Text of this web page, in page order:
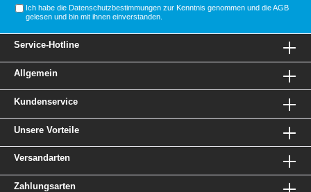
Ich habe die Datenschutzbestimmungen zur Kenntnis genommen und dieAGB
gelesen und bin mit ihnen einverstanden.
Service-Hotline
Allgemein
Kundenservice
Unsere Vorteile
Versandarten
Zahlungsarten